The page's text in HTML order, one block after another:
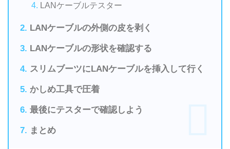
LANケーブルテスター
LANケーブルの外側の皮を剥く
LANケーブルの形状を確認する
スリムブーツにLANケーブルを挿入して行く
かしめ工具で圧着
最後にテスターで確認しよう
まとめ